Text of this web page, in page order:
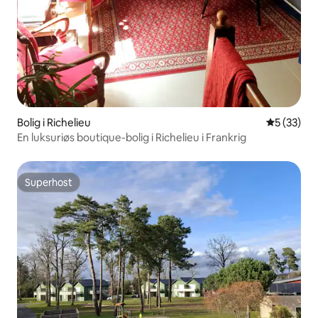
Bolig i Richelieu 5 ud af 5 i
5 (33)
En luksuriøs boutique-bolig i Richelieu i Frankrig
Superhost
Superhost